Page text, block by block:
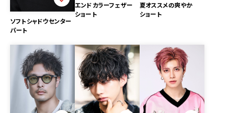
ソフトシャドウセンター
パート
エンドカラーフェザー
ショート
夏オススメの爽やか
ショート